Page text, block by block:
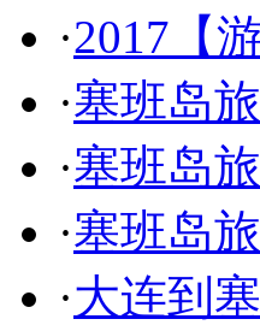
·2017【
·塞班岛
·塞班岛
·塞班岛
·大连到